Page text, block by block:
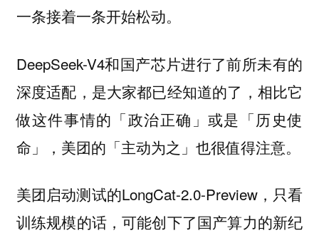
一条接着一条开始松动。
DeepSeek-V4和国产芯片进行了前所未有的
深度适配，是大家都已经知道的了，相比它
做这件事情的「政治正确」或是「历史使
命」，美团的「主动为之」也很值得注意。
美团启动测试的LongCat-2.0-Preview，只看
训练规模的话，可能创下了国产算力的新纪